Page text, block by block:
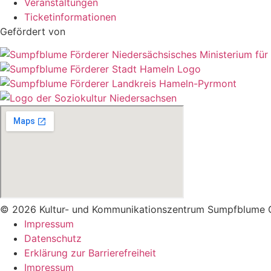
Ticketinformationen
Gefördert von
© 2026 Kultur- und Kommunikationszentrum Sumpfblume
Impressum
Datenschutz
Erklärung zur Barrierefreiheit
Impressum